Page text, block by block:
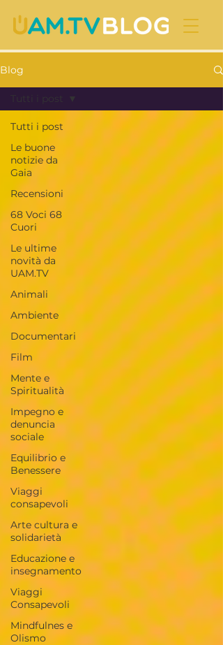
Blog
Tutti i post
Le buone
notizie da
Gaia
Recensioni
68 Voci 68
Cuori
Le ultime
novità da
UAM.TV
Animali
Ambiente
Documentari
Film
Mente e
Spiritualità
Impegno e
denuncia
sociale
Equilibrio e
Benessere
Viaggi
consapevoli
Arte cultura e
solidarietà
Educazione e
insegnamento
Viaggi
Consapevoli
Mindfulnes e
Olismo
Tutti i post